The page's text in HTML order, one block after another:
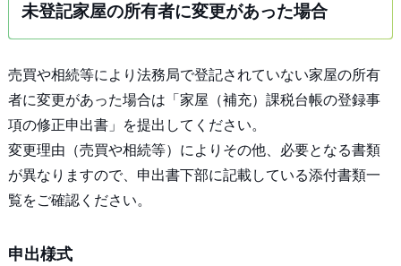
未登記家屋の所有者に変更があった場合
売買や相続等により法務局で登記されていない家屋の所有
者に変更があった場合は「家屋（補充）課税台帳の登録事
項の修正申出書」を提出してください。
変更理由（売買や相続等）によりその他、必要となる書類
が異なりますので、申出書下部に記載している添付書類一
覧をご確認ください。
申出様式